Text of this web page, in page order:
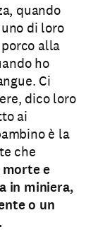
quando
di loro
alla
ho
Ci
dico loro
ai
è la
che
e
in miniera,
o un